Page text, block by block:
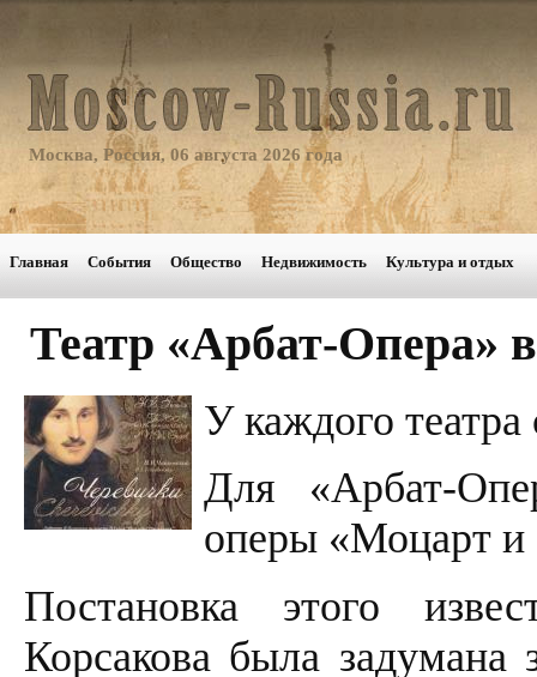
Москва, Россия, 06 августа 2026 года
Главная События Общество Недвижимость Культура и отдых
Театр «Арбат-Опера»
У каждого театра
Для «Арбат-
оперы «Моцарт и
Постановка этого
Корсакова была задумана